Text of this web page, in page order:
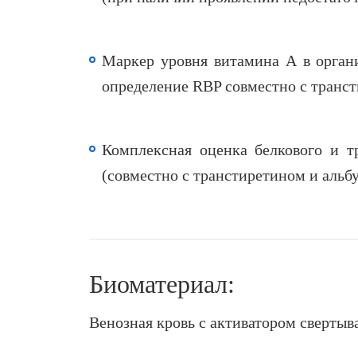
Маркер уровня витамина А в
определение RBP совместно с
Комплексная оценка белкового и
(совместно с транстиретином и
Биоматериал:
Венозная кровь с активатором